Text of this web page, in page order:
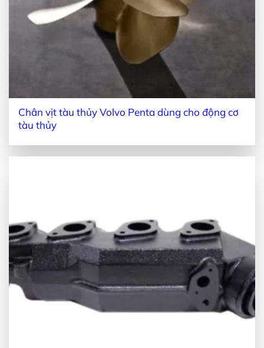
Chân vịt tàu thủy Volvo Penta dùng cho động cơ
tàu thủy